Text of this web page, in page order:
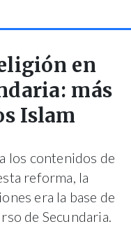
en
más
Islam
los contenidos de
reforma, la
era la base de
de Secundaria.